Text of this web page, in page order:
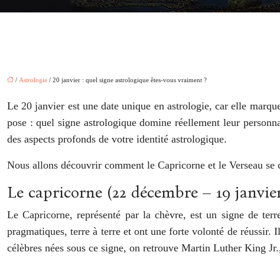
/ Astrologie / 20 janvier : quel signe astrologique êtes-vous vraiment ?
Le 20 janvier est une date unique en astrologie, car elle
pose : quel signe astrologique domine réellement leur
des aspects profonds de votre identité astrologique.
Nous allons découvrir comment le Capricorne et le Verseau
Le capricorne (22 décembre – 19
Le Capricorne, représenté par la chèvre, est un signe de
pragmatiques, terre à terre et ont une forte volonté de
célèbres nées sous ce signe, on retrouve Martin Luther King